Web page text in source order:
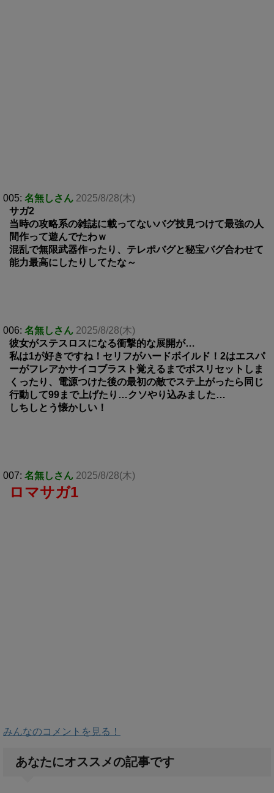
005: 名無しさん 2025/8/28(木)
サガ2
当時の攻略系の雑誌に載ってないバグ技見つけて最強の人
間作って遊んでたわｗ
混乱で無限武器作ったり、テレポバグと秘宝バグ合わせて
能力最高にしたりしてたな～
006: 名無しさん 2025/8/28(木)
彼女がステスロスになる衝撃的な展開が…
私は1が好きですね！セリフがハードボイルド！2はエスパ
ーがフレアかサイコブラスト覚えるまでボスリセットしま
くったり、電源つけた後の最初の敵でステ上がったら同じ
行動して99まで上げたり…クソやり込みました…
しちしとう懐かしい！
007: 名無しさん 2025/8/28(木)
ロマサガ1
みんなのコメントを見る！
あなたにオススメの記事です